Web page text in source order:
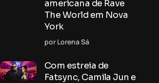
americana de Rave
The World em Nova
York
por Lorena Sá
Com estreia de
Fatsync, Camila Jun e